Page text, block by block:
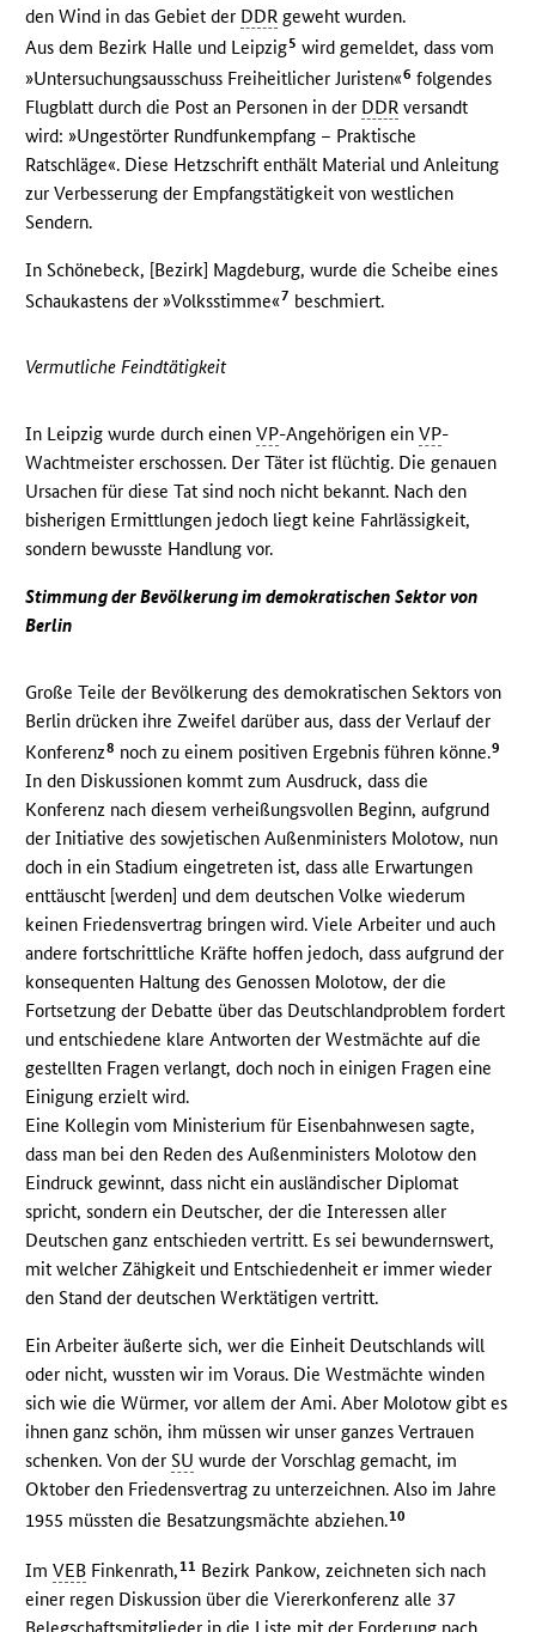
den Wind in das Gebiet der DDR geweht wurden.
Aus dem Bezirk Halle und Leipzig5 wird gemeldet, dass vom
»Untersuchungsausschuss Freiheitlicher Juristen«6 folgendes
Flugblatt durch die Post an Personen in der DDR versandt
wird: »Ungestörter Rundfunkempfang – Praktische
Ratschläge«. Diese Hetzschrift enthält Material und Anleitung
zur Verbesserung der Empfangstätigkeit von westlichen
Sendern.
In Schönebeck, [Bezirk] Magdeburg, wurde die Scheibe eines
Schaukastens der »Volksstimme«7 beschmiert.
Vermutliche Feindtätigkeit
In Leipzig wurde durch einenVP-Angehörigen einVP-
Wachtmeister erschossen. Der Täter ist flüchtig. Die genauen
Ursachen für diese Tat sind noch nicht bekannt. Nach den
bisherigen Ermittlungen jedoch liegt keine Fahrlässigkeit,
sondern bewusste Handlung vor.
Stimmung der Bevölkerung im demokratischen Sektor von
Berlin
Große Teile der Bevölkerung des demokratischen Sektors von
Berlin drücken ihre Zweifel darüber aus, dass der Verlauf der
Konferenz8 noch zu einem positiven Ergebnis führen könne.9
In den Diskussionen kommt zum Ausdruck, dass die
Konferenz nach diesem verheißungsvollen Beginn, aufgrund
der Initiative des sowjetischen Außenministers Molotow, nun
doch in ein Stadium eingetreten ist, dass alle Erwartungen
enttäuscht [werden] und dem deutschen Volke wiederum
keinen Friedensvertrag bringen wird. Viele Arbeiter und auch
andere fortschrittliche Kräfte hoffen jedoch, dass aufgrund der
konsequenten Haltung des Genossen Molotow, der die
Fortsetzung der Debatte über das Deutschlandproblem fordert
und entschiedene klare Antworten der Westmächte auf die
gestellten Fragen verlangt, doch noch in einigen Fragen eine
Einigung erzielt wird.
Eine Kollegin vom Ministerium für Eisenbahnwesen sagte,
dass man bei den Reden des Außenministers Molotow den
Eindruck gewinnt, dass nicht ein ausländischer Diplomat
spricht, sondern ein Deutscher, der die Interessen aller
Deutschen ganz entschieden vertritt. Es sei bewundernswert,
mit welcher Zähigkeit und Entschiedenheit er immer wieder
den Stand der deutschen Werktätigen vertritt.
Ein Arbeiter äußerte sich, wer die Einheit Deutschlands will
oder nicht, wussten wir im Voraus. Die Westmächte winden
sich wie die Würmer, vor allem der Ami. Aber Molotow gibt es
ihnen ganz schön, ihm müssen wir unser ganzes Vertrauen
schenken. Von derSU wurde der Vorschlag gemacht, im
Oktober den Friedensvertrag zu unterzeichnen. Also im Jahre
1955 müssten die Besatzungsmächte abziehen.10
ImVEB Finkenrath,11 Bezirk Pankow, zeichneten sich nach
einer regen Diskussion über die Viererkonferenz alle 37